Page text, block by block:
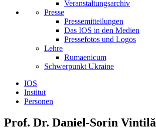
Veranstaltungsarchiv
Presse
Pressemitteilungen
Das IOS in den Medien
Pressefotos und Logos
Lehre
Rumaenicum
Schwerpunkt Ukraine
IOS
Institut
Personen
Prof. Dr. Daniel-Sorin Vintilă